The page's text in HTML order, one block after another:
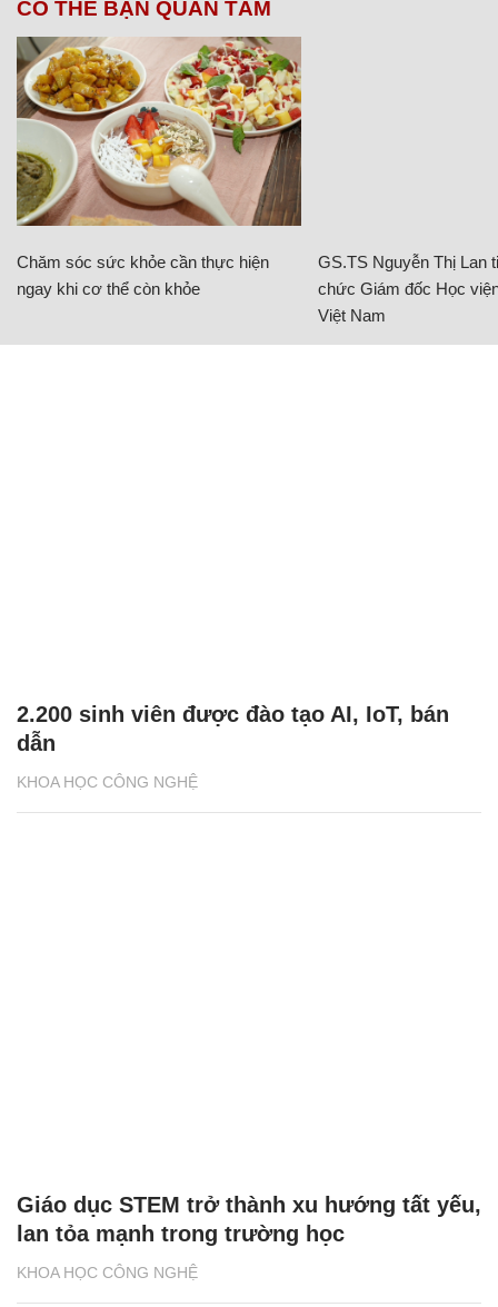
CÓ THỂ BẠN QUAN TÂM
Chăm sóc sức khỏe cần thực hiện
ngay khi cơ thể còn khỏe
GS.TS Nguyễn Thị Lan
chức Giám đốc Học
Việt Nam
KHOA HỌC CÔNG NGHỆ
2.200 sinh viên được đào tạo AI, IoT, bán
dẫn
KHOA HỌC CÔNG NGHỆ
Giáo dục STEM trở thành xu hướng tất yếu,
lan tỏa mạnh trong trường học